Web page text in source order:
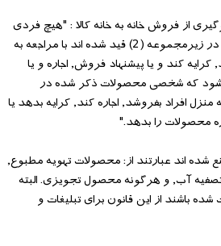
193 قانون جلوگیری از فروش خانه به خانه کالا : "هیچ فردی
اجازه ندارد تا محصولاتی را که در زیرمجموعه (2) قید شده اند با مراجعه به
کند و یا پیشنهاد فروش, اجاره و یا
شود که شخصی محصولات ذکر شده در
مراجعه به منزل افراد بفروشد, اجاره کند, کرایه بدهد یا
محصولات را بدهد."
شده اند عبارتند از: محصولات تهویه مطبوع,
آب, و هرگونه محصول تجویزی. البته
باشند از این قانون برای تبلیغات و